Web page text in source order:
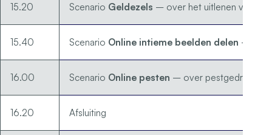
15.20 Scenario Geldezels – over het uitlenen van
15.40 Scenario Online intieme beelden delen – over
16.00 Scenario Online pesten – over pestgedrag via
16.20 Afsluiting